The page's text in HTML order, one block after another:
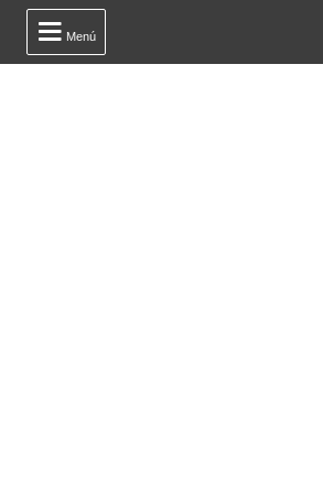
 Menú